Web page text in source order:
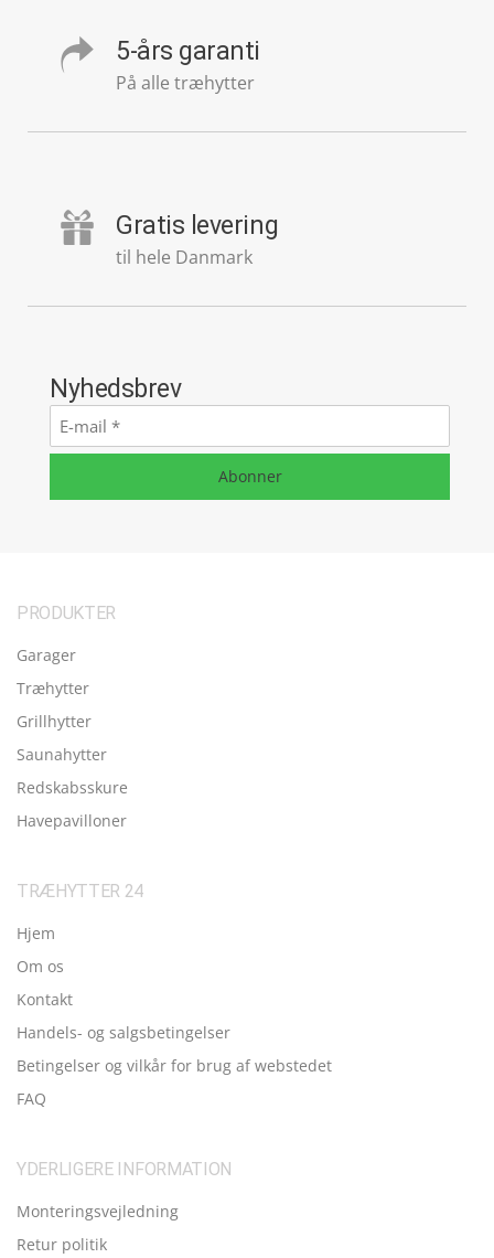
5-års garanti
På alle træhytter
Gratis levering
til hele Danmark
Nyhedsbrev
E-
mail*
Abonner
PRODUKTER
Garager
Træhytter
Grillhytter
Saunahytter
Redskabsskure
Havepavilloner
TRÆHYTTER 24
Hjem
Om os
Kontakt
Handels- og salgsbetingelser
Betingelser og vilkår for brug af webstedet
FAQ
YDERLIGERE INFORMATION
Monteringsvejledning
Retur politik